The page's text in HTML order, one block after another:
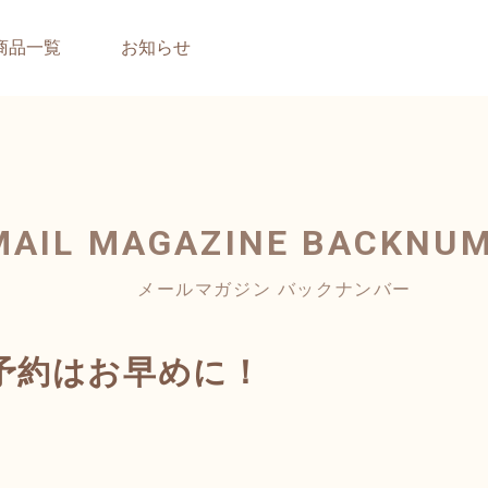
品一覧 お知らせ
MAGAZINE
メールマガジン バックナンバー
はお早めに！